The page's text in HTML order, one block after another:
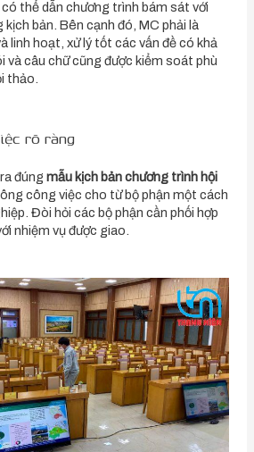
thể dẫn chương trình bám sát với
bản. Bên cạnh đó, MC phải là
linh hoạt, xử lý tốt các vấn đề có khả
và câu chữ cũng được kiểm soát phù
thảo.
rõ ràng
đúng mẫu kịch bản chương trình hội
công việc cho từ bộ phận một cách
Đòi hỏi các bộ phận cần phối hợp
nhiệm vụ được giao.